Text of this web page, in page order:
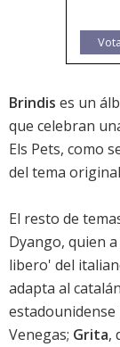
Brindis es un
que celebran
Els Pets, como
del tema
El resto de
Dyango, quien
libero' del
adapta al
Venegas; Grita,